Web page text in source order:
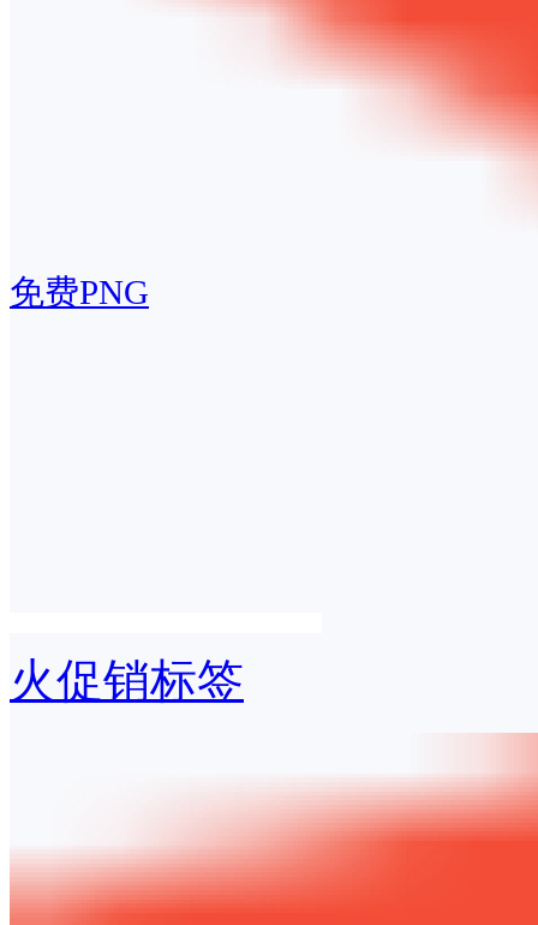
免费PNG
火促销标签